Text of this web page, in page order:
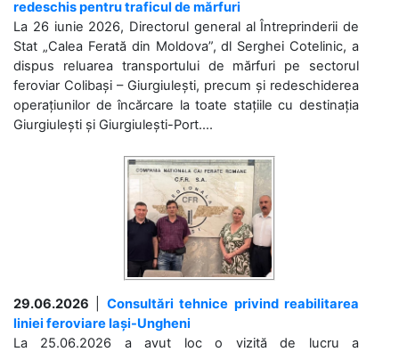
redeschis pentru traficul de mărfuri
La 26 iunie 2026, Directorul general al Întreprinderii de
Stat „Calea Ferată din Moldova”, dl Serghei Cotelinic, a
dispus reluarea transportului de mărfuri pe sectorul
feroviar Colibași – Giurgiulești, precum și redeschiderea
operațiunilor de încărcare la toate stațiile cu destinația
Giurgiulești și Giurgiulești-Port....
29.06.2026
Consultări tehnice privind reabilitarea
liniei feroviare Iași-Ungheni
La 25.06.2026 a avut loc o vizită de lucru a